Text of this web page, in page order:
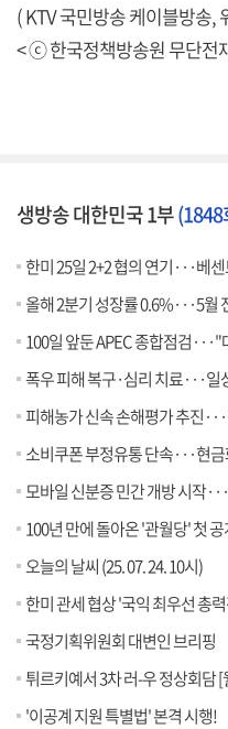
( KTV 국민방송 케이블방송,
< ⓒ 한국정책방송원 무단전
생방송 대한민국 1부
한미 25일 2+2 협의 연기···베
올해 2분기 성장률 0.6%···5
100일 앞둔 APEC 종합점검···"대
폭우 피해 복구·심리 치료···일
피해농가 신속 손해평가 추진
소비쿠폰 부정유통 단속···현
모바일 신분증 민간 개방 시작···
100년 만에 돌아온 '관월당' 첫
오늘의 날씨 (25. 07. 24. 10시)
한미 관세 협상 '국익 최우선 총
국정기획위원회 대변인 브리핑
튀르키예서 3차 러-우 정상회담
'이공계 지원 특별법' 본격 시행!